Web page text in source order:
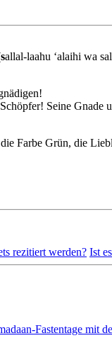
sallal-laahu ‘alaihi wa
Seine Gnade
Farbe Grün, die
rezitiert werden? Ist
Fastentage mit